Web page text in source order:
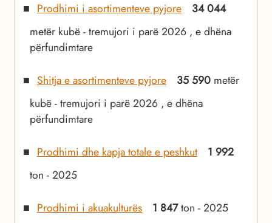
Prodhimi i asortimenteve pyjore
34 044
metër kubë - tremujori i parë 2026 , e dhëna
përfundimtare
Shitja e asortimenteve pyjore 35 590 metër
kubë - tremujori i parë 2026 , e dhëna
përfundimtare
Prodhimi dhe kapja totale e peshkut
1 992
ton - 2025
Prodhimi i akuakulturës 1 847ton - 2025